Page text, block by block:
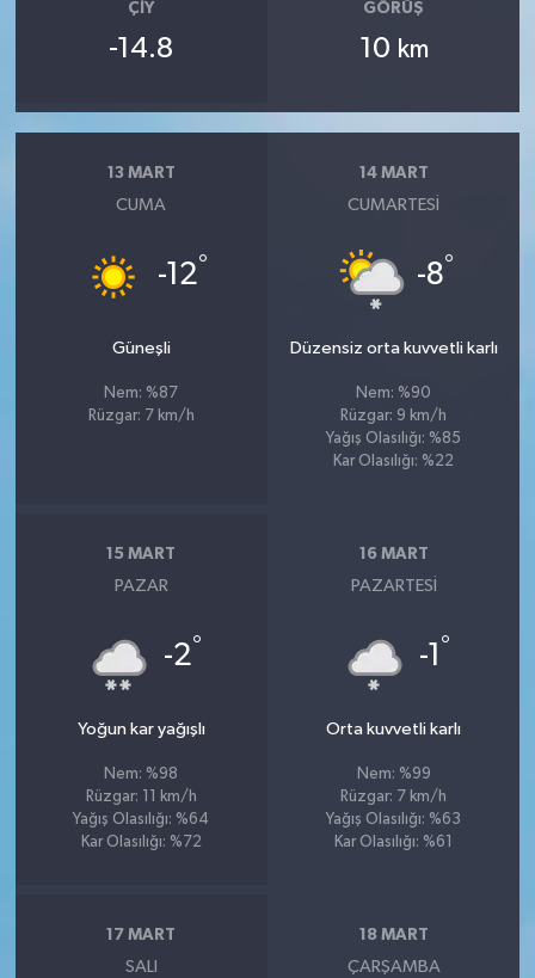
ÇIY
-14.8
GÖRÜŞ
10 km
13 MART
CUMA
-12°
Güneşli
Nem: %87
Rüzgar: 7 km/h
14 MART
CUMARTESI
-8°
Düzensiz orta kuvvetli karlı
Nem: %90
Rüzgar: 9 km/h
Yağış Olasılığı: %85
Kar Olasılığı: %22
15 MART
PAZAR
-2°
Yoğun kar yağışlı
Nem: %98
Rüzgar: 11 km/h
Yağış Olasılığı: %64
Kar Olasılığı: %72
16 MART
PAZARTESI
-1 °
Orta kuvvetli karlı
Nem: %99
Rüzgar: 7 km/h
Yağış Olasılığı: %63
Kar Olasılığı: %61
17 MART
SALI
18 MART
ÇARŞAMBA